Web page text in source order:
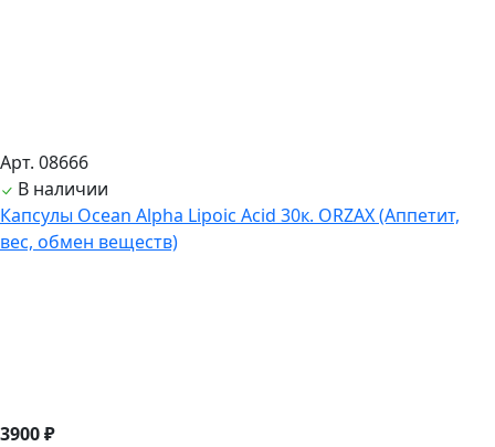
Арт. 08666
В наличии
Капсулы Ocean Alpha Lipoic Acid 30к. ORZAX (Аппетит,
вес, обмен веществ)
3900 ₽